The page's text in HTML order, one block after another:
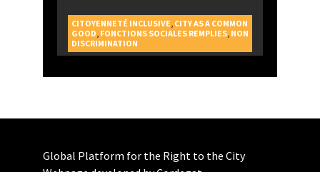
CITOYENNETÉ INCLUSIVE, CITY AS A COMMON
GOOD, FONCTIONS SOCIALES REMPLIES, NON
DISCRIMINATION
Global Platform for the Right to the City